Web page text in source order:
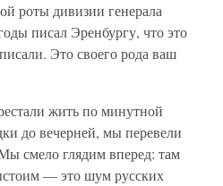
роты дивизии генерала
писал Эренбургу, что это
Это своего рода ваш
жить по минутной
до вечерней, мы перевели
смело глядим вперед: там
— это шум русских